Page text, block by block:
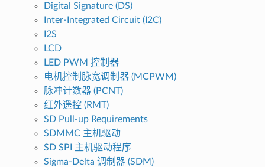
Digital Signature (DS)
Inter-Integrated Circuit (I2C)
I2S
LCD
LED PWM 控制器
电机控制脉宽调制器 (MCPWM)
脉冲计数器 (PCNT)
红外遥控 (RMT)
SD Pull-up Requirements
SDMMC 主机驱动
SD SPI 主机驱动程序
Sigma-Delta 调制器 (SDM)